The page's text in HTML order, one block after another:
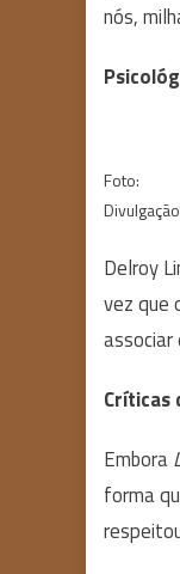
nós,
Foto:
Delroy
vez que
Críticas
Embora
forma